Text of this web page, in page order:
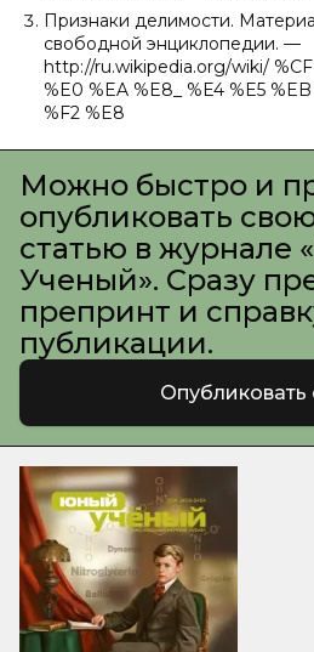
Признаки делимости.
свободной энциклопедии. —
http://ru.wikipedia.org/wiki/
%E0 %EA %E8_ %E4 %E5
%F2 %E8
Можно быстро и
опубликовать
статью в журнале
Ученый». Сразу
препринт и
публикации.
Опубликовать